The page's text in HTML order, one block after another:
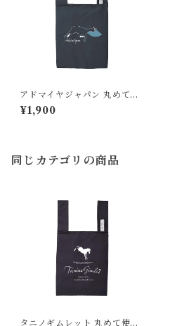
アドマイヤジャパン 丸めて使
えるエコバッグ(ネイビー）
¥1,900
同じカテゴリの商品
タニノギムレット 丸めて使え